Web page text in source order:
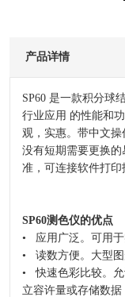
产品详情
SP60 是一款积分球
行业应用 的性能和
观，实惠。带中文操
没有短期需要更换
准，可连接软件打印
SP60测色仪的优点
• 应用广泛。可用
• 读数方便。大型
• 快速色彩比较。
立容许量或存储数据